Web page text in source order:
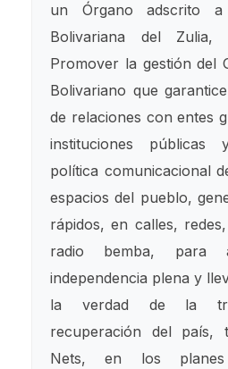
un Órgano adscrito a
Bolivariana del Zulia,
Promover la gestión del
Bolivariano que
de relaciones con entes
instituciones públicas
política comunicacional
espacios del pueblo,
rápidos, en calles,
radio bemba, para
independencia plena y
la verdad de la
recuperación del país,
Nets, en los